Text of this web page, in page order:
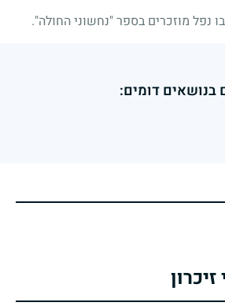
נפל מוזכרים בספר "נחשוני החולה".
בנושאים דומים: